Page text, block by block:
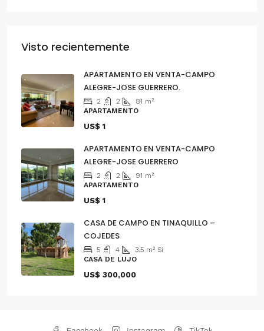
Visto recientemente
APARTAMENTO EN VENTA-CAMPO
ALEGRE-JOSE GUERRERO.
2 2 81 m²
APARTAMENTO
US$ 1
APARTAMENTO EN VENTA-CAMPO
ALEGRE-JOSE GUERRERO
2 2 91 m²
APARTAMENTO
US$ 1
CASA DE CAMPO EN TINAQUILLO –
COJEDES
5 4 3.5 m² Si
CASA DE LUJO
US$ 300,000